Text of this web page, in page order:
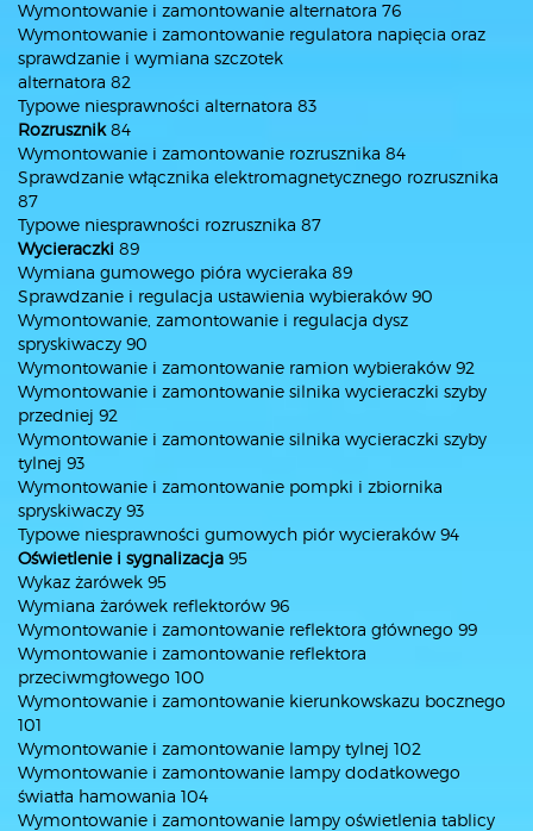
Wymontowanie i zamontowanie alternatora 76
Wymontowanie i zamontowanie regulatora napięcia oraz
sprawdzanie i wymiana szczotek
alternatora 82
Typowe niesprawności alternatora 83
Rozrusznik84
Wymontowanie i zamontowanie rozrusznika 84
Sprawdzanie włącznika elektromagnetycznego rozrusznika
87
Typowe niesprawności rozrusznika 87
Wycieraczki 89
Wymiana gumowego pióra wycieraka 89
Sprawdzanie i regulacja ustawienia wybieraków 90
Wymontowanie, zamontowanie i regulacja dysz
spryskiwaczy 90
Wymontowanie i zamontowanie ramion wybieraków 92
Wymontowanie i zamontowanie silnika wycieraczki szyby
przedniej 92
Wymontowanie i zamontowanie silnika wycieraczki szyby
tylnej 93
Wymontowanie i zamontowanie pompki i zbiornika
spryskiwaczy 93
Typowe niesprawności gumowych piór wycieraków 94
Oświetlenie i sygnalizacja 95
Wykaz żarówek 95
Wymiana żarówek reflektorów 96
Wymontowanie i zamontowanie reflektora głównego 99
Wymontowanie i zamontowanie reflektora
przeciwmgłowego 100
Wymontowanie i zamontowanie kierunkowskazu bocznego
101
Wymontowanie i zamontowanie lampy tylnej 102
Wymontowanie i zamontowanie lampy dodatkowego
światła hamowania 104
Wymontowanie i zamontowanie lampy oświetlenia tablicy